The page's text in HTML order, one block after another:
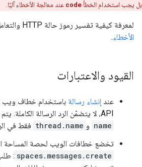
بل يجب استخدام الخطأ code عند معالجة الأخطاء آليًا.
لمعرفة كيفية تفسير رموز حالة HTTP والتعامل مع الأخطاء، راجِع مقالة
الأخطاء.
القيود والاعتبارات
عند إنشاء رسالة
API، لا يتضمّن الرد الرسالة الكاملة. يتم ملء الحقلَين
name و thread.name فقط في
تخضع خطافات الويب لحصة المساحة
spaces.messages.create
: